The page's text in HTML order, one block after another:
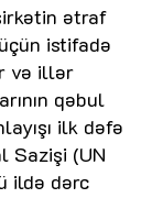
ətraf
istifadə
və illər
qəbul
ilk dəfə
Sazişi (UN
ildə dərc